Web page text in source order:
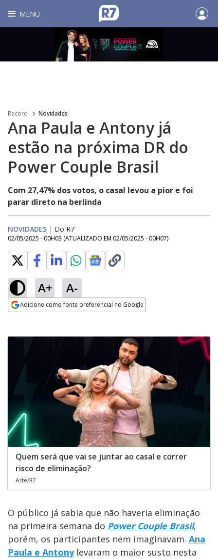
MENU
Record Novidades
Ana Paula e Antony já
estão na próxima DR do
Power Couple Brasil
Com 27,47% dos votos, o casal levou a pior e foi
parar direto na berlinda
NOVIDADES | Do R7
02/05/2025 - 00H03 (ATUALIZADO EM 02/05/2025 - 00H07)
A+ A-
Adicione como fonte preferencial no Google
Quem será que vai se juntar ao casal e correr
risco de eliminação?
Arte/R7
O público já sabia que não haveria eliminação
na primeira semana do Power Couple Brasil,
porém, os participantes nem imaginavam. Ana
Paula e Antonylevaram o maior susto nesta